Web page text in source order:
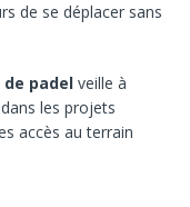
de se déplacer sans
padel veille à
les projets
accès au terrain